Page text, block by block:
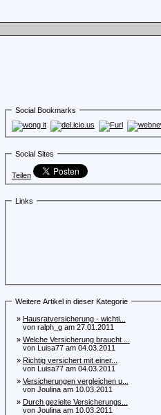
Social Bookmarks
Social Sites
Teilen
Links
Weitere Artikel in dieser Kategorie
» Hausratversicherung - wichti...
von ralph_g am 27.01.2011
» Welche Versicherung braucht ...
von Luisa77 am 04.03.2011
» Richtig versichert mit einer...
von Luisa77 am 04.03.2011
» Versicherungen vergleichen u...
von Joulina am 10.03.2011
» Durch gezielte Versicherungs...
von Joulina am 10.03.2011